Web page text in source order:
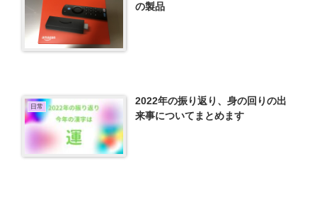
の製品
日常
2022年の振り返り、身の回りの出
来事についてまとめます